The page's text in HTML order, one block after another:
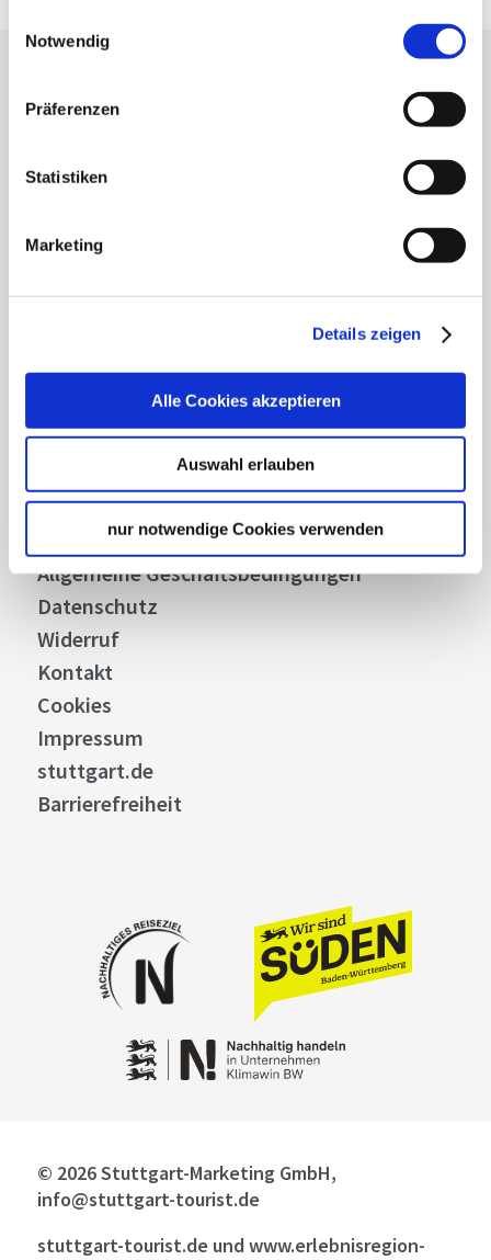
Impressum
Notwendig
Präferenzen
Statistiken
Marketing
Details zeigen
Alle Cookies akzeptieren
Auswahl erlauben
nur notwendige Cookies verwenden
Mit unserem Newsletter bleiben Sie zu Events,
Stuttgart und Region immer up-to-date.
Über uns
Stellenangebote
Presse
Stuttgart Convention Bureau
Bilddatenbank
Allgemeine Geschäftsbedingungen
Datenschutz
Widerruf
Kontakt
Cookies
Impressum
stuttgart.de
Barrierefreiheit
© 2026 Stuttgart-Marketing GmbH,
info@stuttgart-tourist.de
stuttgart-tourist.de und www.erlebnisregion-